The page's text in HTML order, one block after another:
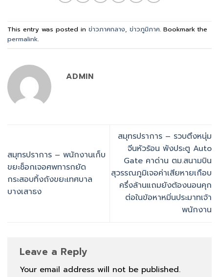
This entry was posted in ข่าวภาคกลาง, ข่าวภูมิภาค. Bookmark the
permalink.
ADMIN
สมุทรปราการ – พนักงานเก็บ
ขยะช็อกเจอศพทารกยัด
กระสอบทิ้งถังขยะเทศบาล
บางเสาธง
สมุทรปราการ – รวบตึงหนุ่ม
จีนหัวร้อน พังประตู Auto
Gate คาด่าน ตม.สนามบิน
สุวรรณภูมิเจอค่าเสียหายเกือบ
ครึ่งล้านแถมยังต้องนอนคุก
ต่อในข้อหาหมิ่นประมาทเจ้า
พนักงาน
Leave a Reply
Your email address will not be published.